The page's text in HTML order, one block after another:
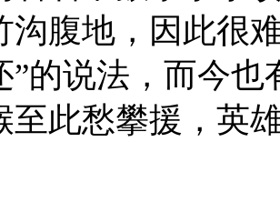
沟腹地，因此很
”的说法，而今
至此愁攀援，英